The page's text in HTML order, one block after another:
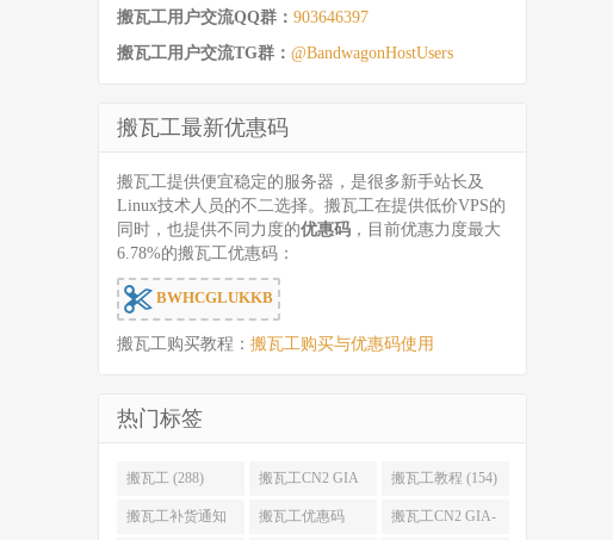
搬瓦工用户交流QQ群： 903646397
搬瓦工用户交流TG群： @BandwagonHostUsers
搬瓦工最新优惠码
搬瓦工提供便宜稳定的服务器，是很多新手站长及
Linux技术人员的不二选择。搬瓦工在提供低价VPS的
同时，也提供不同力度的优惠码 ，目前优惠力度最大
6.78%的搬瓦工优惠码：
BWHCGLUKKB
搬瓦工购买教程： 搬瓦工购买与优惠码使用
热门标签
搬瓦工 (288) 搬瓦工CN2 GIA
(176)
搬瓦工教程 (154)
搬瓦工补货通知 搬瓦工优惠码 搬瓦工CN2 GIA-